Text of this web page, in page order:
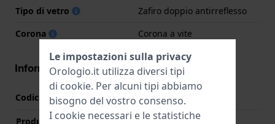
Tipo di vetro
Zafiro doppio antirreflesso
Corona
Corona a vite
Informazioni del movimento
Codice Movimento R26(Vedi specifiche
Produttore Movimento LIP
Le impostazioni sulla privacy
Orologio.it utilizza diversi tipi
di cookie. Per alcuni tipi abbiamo
bisogno del vostro consenso.
I cookie necessari e le statistiche